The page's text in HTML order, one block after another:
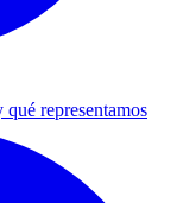
qué representamos